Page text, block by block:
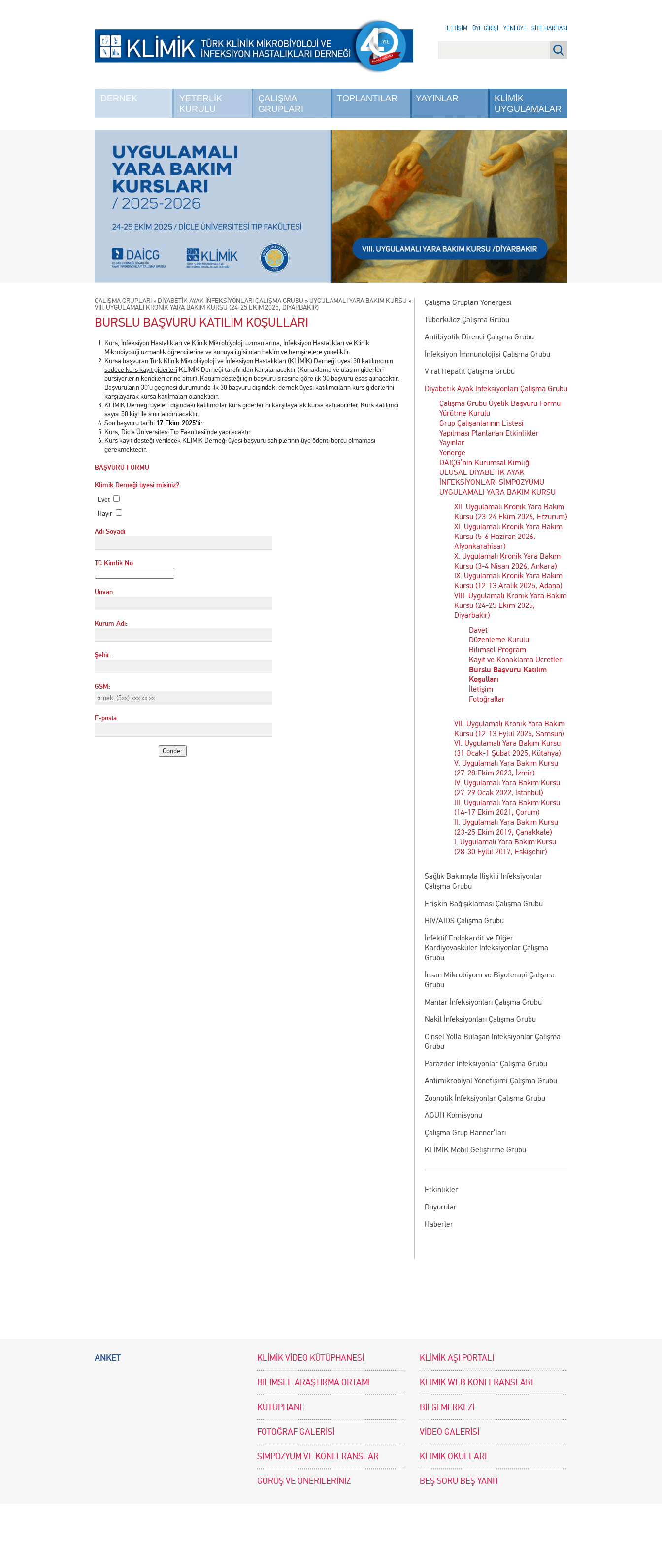
DERNEK
YETERLİK
KURULU
ÇALIŞMA
GRUPLARI
TOPLANTILAR YAYINLAR
KLİMİK
UYGULAMALAR
İLETİŞİM ÜYE GİRİŞİ YENİ ÜYE SİTE HARİTASI
Çalışma Grupları Yönergesi
Tüberküloz Çalışma Grubu
Antibiyotik Direnci Çalışma Grubu
İnfeksiyon İmmunolojisi Çalışma Grubu
Viral Hepatit Çalışma Grubu
Diyabetik Ayak İnfeksiyonları Çalışma Grubu
Çalışma Grubu Üyelik Başvuru Formu
Yürütme Kurulu
Grup Çalışanlarının Listesi
Yapılması Planlanan Etkinlikler
Yayınlar
Yönerge
DAİÇG’nin Kurumsal Kimliği
ULUSAL DİYABETİK AYAK
İNFEKSİYONLARI SİMPOZYUMU
UYGULAMALI YARA BAKIM KURSU
XII. Uygulamalı Kronik Yara Bakım
Kursu (23-24 Ekim 2026, Erzurum)
XI. Uygulamalı Kronik Yara Bakım
Kursu (5-6 Haziran 2026,
Afyonkarahisar)
X. Uygulamalı Kronik Yara Bakım
Kursu (3-4 Nisan 2026, Ankara)
IX. Uygulamalı Kronik Yara Bakım
Kursu (12-13 Aralık 2025, Adana)
VIII. Uygulamalı Kronik Yara Bakım
Kursu (24-25 Ekim 2025,
Diyarbakır)
Davet
Düzenleme Kurulu
Bilimsel Program
Kayıt ve Konaklama Ücretleri
Burslu Başvuru Katılım
Koşulları
İletişim
Fotoğraflar
VII. Uygulamalı Kronik Yara Bakım
Kursu (12-13 Eylül 2025, Samsun)
VI. Uygulamalı Yara Bakım Kursu
(31 Ocak-1 Şubat 2025, Kütahya)
V. Uygulamalı Yara Bakım Kursu
(27-28 Ekim 2023, İzmir)
IV. Uygulamalı Yara Bakım Kursu
(27-29 Ocak 2022, İstanbul)
III. Uygulamalı Yara Bakım Kursu
(14-17 Ekim 2021, Çorum)
II. Uygulamalı Yara Bakım Kursu
(23-25 Ekim 2019, Çanakkale)
I. Uygulamalı Yara Bakım Kursu
(28-30 Eylül 2017, Eskişehir)
Sağlık Bakımıyla İlişkili İnfeksiyonlar
Çalışma Grubu
Erişkin Bağışıklaması Çalışma Grubu
HIV/AIDS Çalışma Grubu
İnfektif Endokardit ve Diğer
Kardiyovasküler İnfeksiyonlar Çalışma
Grubu
İnsan Mikrobiyom ve Biyoterapi Çalışma
Grubu
Mantar İnfeksiyonları Çalışma Grubu
Nakil İnfeksiyonları Çalışma Grubu
Cinsel Yolla Bulaşan İnfeksiyonlar Çalışma
Grubu
Paraziter İnfeksiyonlar Çalışma Grubu
Antimikrobiyal Yönetişimi Çalışma Grubu
Zoonotik İnfeksiyonlar Çalışma Grubu
AGUH Komisyonu
Çalışma Grup Banner’ları
KLİMİK Mobil Geliştirme Grubu
Etkinlikler
Duyurular
Haberler
ÇALIŞMA GRUPLARI » DİYABETİK AYAK İNFEKSİYONLARI ÇALIŞMA GRUBU » UYGULAMALI YARA BAKIM KURSU »
VIII. UYGULAMALI KRONİK YARA BAKIM KURSU (24-25 EKİM 2025, DİYARBAKIR)
BURSLU BAŞVURU KATILIM KOŞULLARI
Kurs, İnfeksiyon Hastalıkları ve Klinik Mikrobiyoloji uzmanlarına, İnfeksiyon Hastalıkları ve Klinik
Mikrobiyoloji uzmanlık öğrencilerine ve konuya ilgisi olan hekim ve hemşirelere yöneliktir.
Kursa başvuran Türk Klinik Mikrobiyoloji ve İnfeksiyon Hastalıkları (KLİMİK) Derneği üyesi 30 katılımcının
sadece kurs kayıt giderleri KLİMİK Derneği tarafından karşılanacaktır (Konaklama ve ulaşım giderleri
bursiyerlerin kendilerilerine aittir). Katılım desteği için başvuru sırasına göre ilk 30 başvuru esas alınacaktır.
Başvuruların 30’u geçmesi durumunda ilk 30 başvuru dışındaki dernek üyesi katılımcıların kurs giderlerini
karşılayarak kursa katılmaları olanaklıdır.
KLİMİK Derneği üyeleri dışındaki katılımcılar kurs giderlerini karşılayarak kursa katılabilirler. Kurs katılımcı
sayısı 50 kişi ile sınırlandırılacaktır.
Son başvuru tarihi 17 Ekim 2025‘tir.
Kurs, Dicle Üniversitesi Tıp Fakültesi’nde yapılacaktır.
Kurs kayıt desteği verilecek KLİMİK Derneği üyesi başvuru sahiplerinin üye ödenti borcu olmaması
gerekmektedir.
BAŞVURU FORMU
Klimik Derneği üyesi misiniz?
Evet
Hayır
Adı Soyadı
TC Kimlik No
Unvan:
Kurum Adı:
Şehir:
GSM:
E-posta:
ANKET KLİMİK VİDEO KÜTÜPHANESİ KLİMİK AŞI PORTALI
BİLİMSEL ARAŞTIRMA ORTAMI KLİMİK WEB KONFERANSLARI
KÜTÜPHANE BİLGİ MERKEZİ
FOTOĞRAF GALERİSİ VİDEO GALERİSİ
SİMPOZYUM VE KONFERANSLAR KLİMİK OKULLARI
GÖRÜŞ VE ÖNERİLERİNİZ BEŞ SORU BEŞ YANIT